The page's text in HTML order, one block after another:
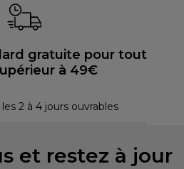
gratuite pour tout
à 49€
2 à 4 jours ouvrables
et restez à jour